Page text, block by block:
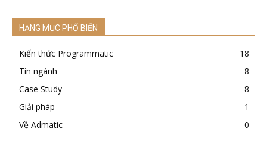
HẠNG MỤC PHỔ BIẾN
Kiến thức Programmatic
18
Tin ngành
8
Case Study
8
Giải pháp
1
Về Admatic
0